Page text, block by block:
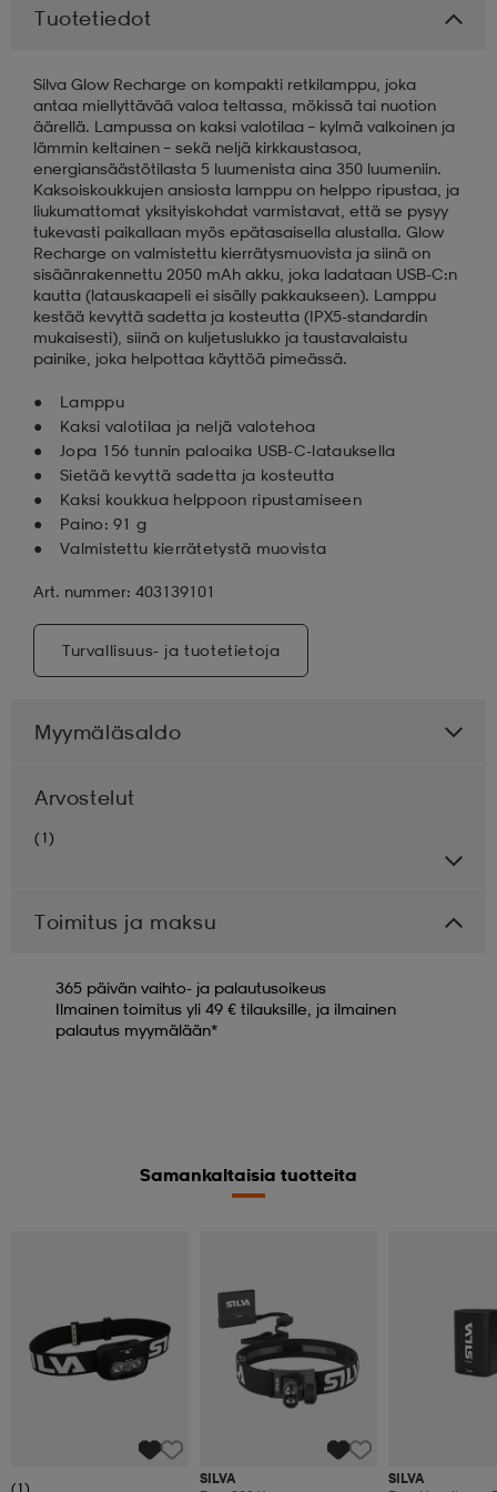
Tuotetiedot
Silva Glow Recharge on kompakti retkilamppu, joka
antaa miellyttävää valoa teltassa, mökissä tai nuotion
äärellä. Lampussa on kaksi valotilaa – kylmä valkoinen ja
lämmin keltainen – sekä neljä kirkkaustasoa,
energiansäästötilasta 5 luumenista aina 350 luumeniin.
Kaksoiskoukkujen ansiosta lamppu on helppo ripustaa, ja
liukumattomat yksityiskohdat varmistavat, että se pysyy
tukevasti paikallaan myös epätasaisella alustalla. Glow
Recharge on valmistettu kierrätysmuovista ja siinä on
sisäänrakennettu 2050 mAh akku, joka ladataan USB-C:n
kautta (latauskaapeli ei sisälly pakkaukseen). Lamppu
kestää kevyttä sadetta ja kosteutta (IPX5-standardin
mukaisesti), siinä on kuljetuslukko ja taustavalaistu
painike, joka helpottaa käyttöä pimeässä.
Lamppu
Kaksi valotilaa ja neljä valotehoa
Jopa 156 tunnin paloaika USB-C-latauksella
Sietää kevyttä sadetta ja kosteutta
Kaksi koukkua helppoon ripustamiseen
Paino: 91 g
Valmistettu kierrätetystä muovista
Art. nummer: 403139101
Turvallisuus- ja tuotetietoja
Myymäläsaldo
Arvostelut
(1)
Toimitus ja maksu
365 päivän vaihto- ja palautusoikeus
Ilmainen toimitus yli 49 € tilauksille, ja ilmainen
palautus myymälään*
Samankaltaisia tuotteita
(1)
SILVA
SILVA